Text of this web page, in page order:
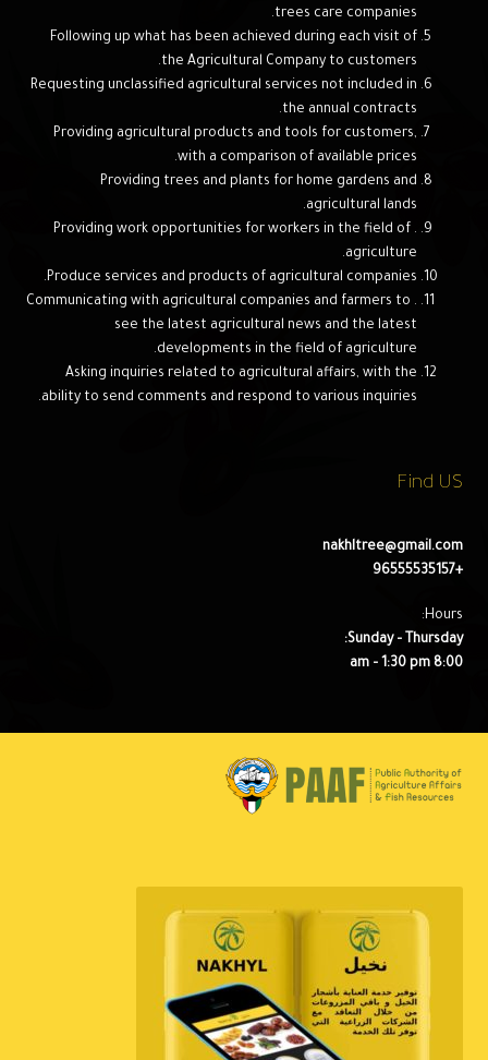
trees care companies.
Following up what has been achieved during each visit of
the Agricultural Company to customers.
Requesting unclassified agricultural services not included in
the annual contracts.
Providing agricultural products and tools for customers,
with a comparison of available prices.
Providing trees and plants for home gardens and
agricultural lands.
. Providing work opportunities for workers in the field of
agriculture.
Produce services and products of agricultural companies.
. Communicating with agricultural companies and farmers to
see the latest agricultural news and the latest
developments in the field of agriculture.
Asking inquiries related to agricultural affairs, with the
ability to send comments and respond to various inquiries.
Find US
nakhltree@gmail.com
+96555535157
Hours:
Sunday – Thursday:
8:00 am – 1:30 pm